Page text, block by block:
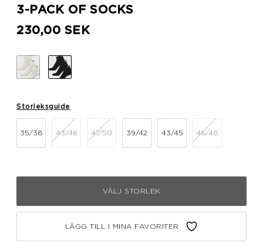
3-PACK OF SOCKS
230,00 SEK
Storleksguide
35/38 43/46 47/50 39/42 43/45 46/48
VÄLJ STORLEK
LÄGG TILL I MINA FAVORITER